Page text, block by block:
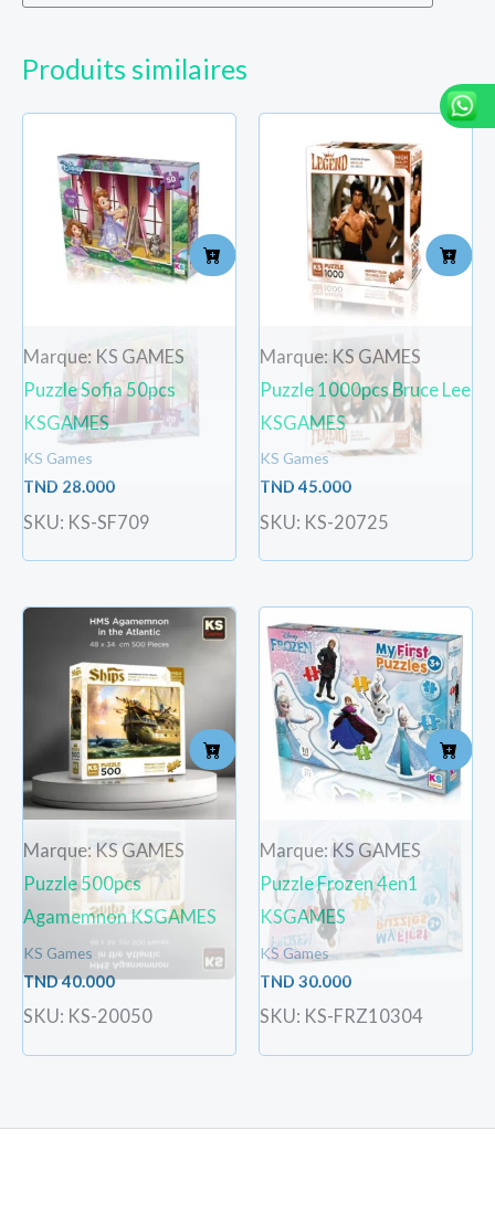
Produits similaires
Marque: KS GAMES
Puzzle Sofia 50pcs
KSGAMES
KS Games
TND 28.000
SKU: KS-SF709
Marque: KS GAMES
Puzzle 1000pcs Bruce Lee
KSGAMES
KS Games
TND 45.000
SKU: KS-20725
Marque: KS GAMES
Puzzle 500pcs
Agamemnon KSGAMES
KS Games
TND40.000
SKU: KS-20050
Marque: KS GAMES
Puzzle Frozen 4en1
KSGAMES
KS Games
TND 30.000
SKU: KS-FRZ10304